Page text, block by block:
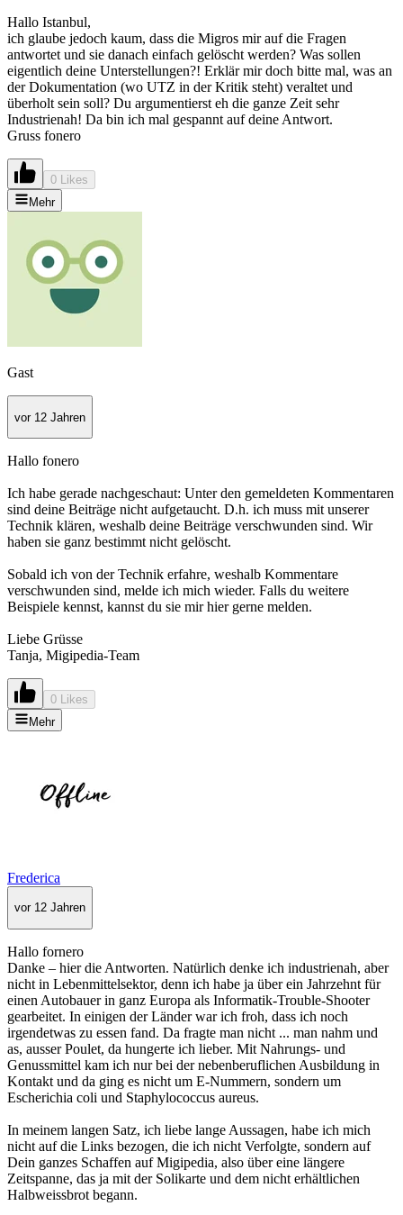
Hallo Istanbul,
ich glaube jedoch kaum, dass die Migros mir auf die Fragen
antwortet und sie danach einfach gelöscht werden? Was sollen
eigentlich deine Unterstellungen?! Erklär mir doch bitte mal, was an
der Dokumentation (wo UTZ in der Kritik steht) veraltet und
überholt sein soll? Du argumentierst eh die ganze Zeit sehr
Industrienah! Da bin ich mal gespannt auf deine Antwort.
Gruss fonero
0 Likes
Mehr
Gast
vor 12 Jahren
Hallo fonero
Ich habe gerade nachgeschaut: Unter den gemeldeten Kommentaren
sind deine Beiträge nicht aufgetaucht. D.h. ich muss mit unserer
Technik klären, weshalb deine Beiträge verschwunden sind. Wir
haben sie ganz bestimmt nicht gelöscht.
Sobald ich von der Technik erfahre, weshalb Kommentare
verschwunden sind, melde ich mich wieder. Falls du weitere
Beispiele kennst, kannst du sie mir hier gerne melden.
Liebe Grüsse
Tanja, Migipedia-Team
0 Likes
Mehr
Frederica
vor 12 Jahren
Hallo fornero
Danke – hier die Antworten. Natürlich denke ich industrienah, aber
nicht in Lebenmittelsektor, denn ich habe ja über ein Jahrzehnt für
einen Autobauer in ganz Europa als Informatik-Trouble-Shooter
gearbeitet. In einigen der Länder war ich froh, dass ich noch
irgendetwas zu essen fand. Da fragte man nicht ... man nahm und
as, ausser Poulet, da hungerte ich lieber. Mit Nahrungs- und
Genussmittel kam ich nur bei der nebenberuflichen Ausbildung in
Kontakt und da ging es nicht um E-Nummern, sondern um
Escherichia coli und Staphylococcus aureus.
In meinem langen Satz, ich liebe lange Aussagen, habe ich mich
nicht auf die Links bezogen, die ich nicht Verfolgte, sondern auf
Dein ganzes Schaffen auf Migipedia, also über eine längere
Zeitspanne, das ja mit der Solikarte und dem nicht erhältlichen
Halbweissbrot begann.